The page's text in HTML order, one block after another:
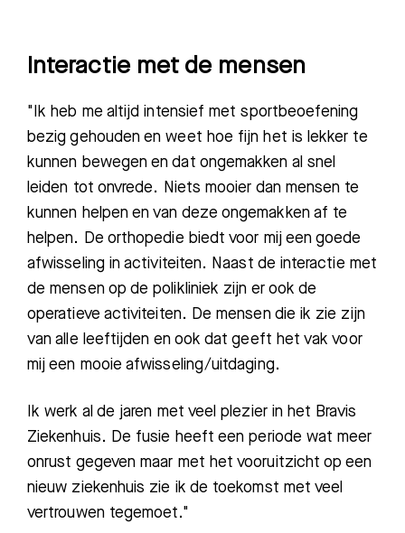
Zoeken
Meest gezocht:
Interactie met de mensen
"Ik heb me altijd intensief met sportbeoefening
bezig gehouden en weet hoe fijn het is lekker te
kunnen bewegen en dat ongemakken al snel
leiden tot onvrede. Niets mooier dan mensen te
kunnen helpen en van deze ongemakken af te
helpen. De orthopedie biedt voor mij een goede
afwisseling in activiteiten. Naast de interactie met
de mensen op de polikliniek zijn er ook de
operatieve activiteiten. De mensen die ik zie zijn
van alle leeftijden en ook dat geeft het vak voor
mij een mooie afwisseling/uitdaging.
Ik werk al de jaren met veel plezier in het Bravis
Ziekenhuis. De fusie heeft een periode wat meer
onrust gegeven maar met het vooruitzicht op een
nieuw ziekenhuis zie ik de toekomst met veel
vertrouwen tegemoet."